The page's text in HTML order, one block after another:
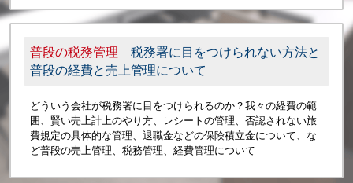
普段の税務管理 税務署に目をつけられない方法と
普段の経費と売上管理について
どういう会社が税務署に目をつけられるのか？我々の経費の範
囲、賢い売上計上のやり方、レシートの管理、否認されない旅
費規定の具体的な管理、退職金などの保険積立金について、な
ど普段の売上管理、税務管理、経費管理について